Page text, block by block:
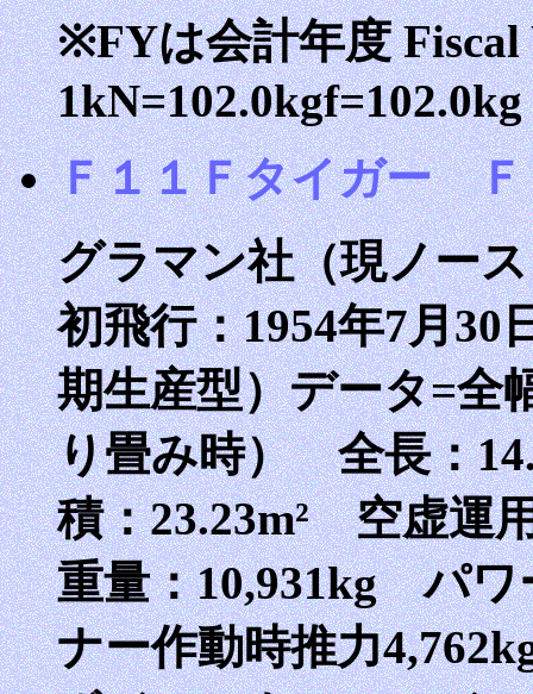
※FYは会計年度 Fiscal
1kN=102.0kgf=102.0kg
Ｆ１１Ｆタイガー
グラマン社（現ノー
初飛行：1954年7月
期生産型）データ=全
り畳み時） 全長：
積：23.23m² 空虚運
重量：10,931kg パワ
ナー作動時推力